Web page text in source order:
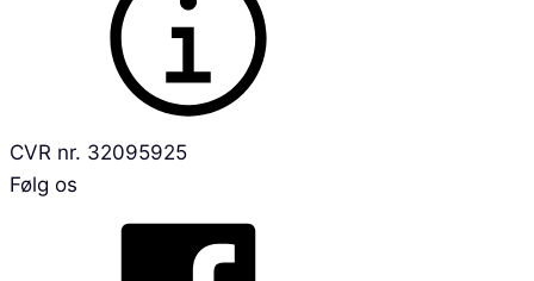
CVR nr. 32095925
Følg os